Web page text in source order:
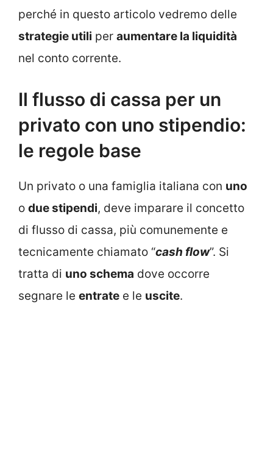
perché in questo articolo vedremo delle
strategie utili per aumentare la liquidità
nel conto corrente.
Il flusso di cassa per un
privato con uno stipendio:
le regole base
Un privato o una famiglia italiana con uno
o due stipendi, deve imparare il concetto
di flusso di cassa, più comunemente e
tecnicamente chiamato “cash flow”. Si
tratta di uno schema dove occorre
segnare le entrate e le uscite.